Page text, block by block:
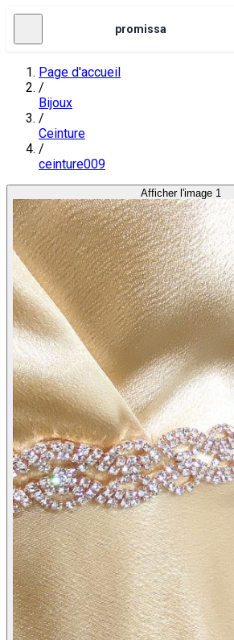
promissa
Page d'accueil
/
Bijoux
/
Ceinture
/
ceinture009
Afficher l'image 1